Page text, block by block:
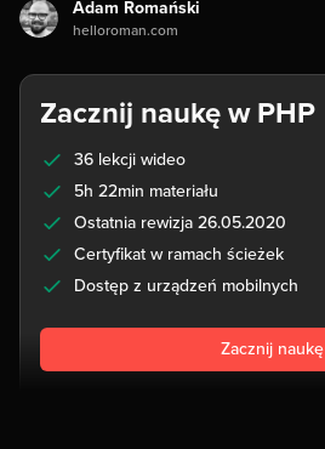
Adam Romański
helloroman.com
Zacznij naukę w PHP
36 lekcji wideo
5h 22min materiału
Ostatnia rewizja 26.05.2020
Certyfikat w ramach ścieżek
Dostęp z urządzeń mobilnych
Zacznij naukę